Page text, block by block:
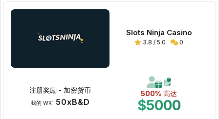
Slots Ninja Casino
3.8 / 5.0 0
500% 高达
$5000
注册奖励 - 加密货币
我的 WR: 50xB&D